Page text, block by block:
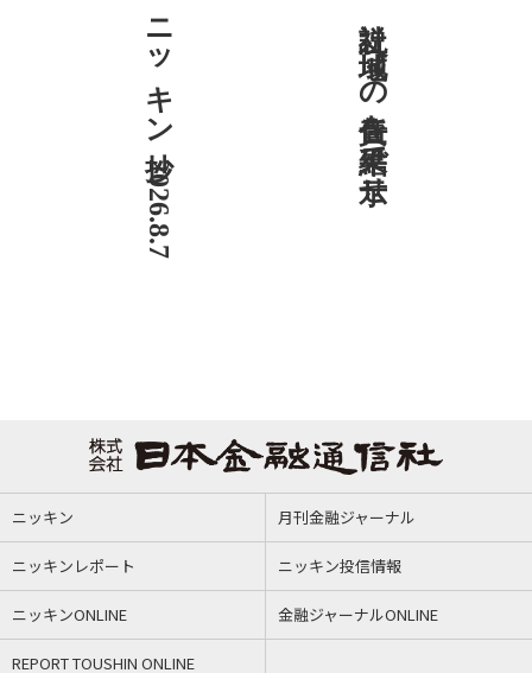
ニッキン抄 2026.8.7 社説 地域への責任を結果で示せ
ニッキン 月刊金融ジャーナル
ニッキンレポート ニッキン投信情報
ニッキンONLINE 金融ジャーナルONLINE
REPORT TOUSHIN ONLINE